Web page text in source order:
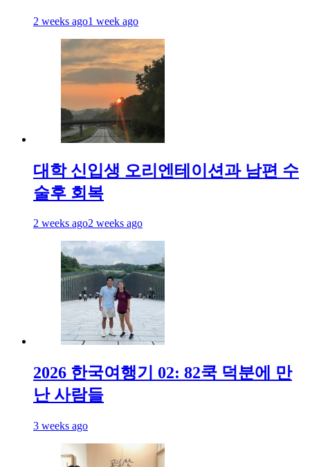
2 weeks ago1 week ago
대학 신입생 오리엔테이션과 남편 수
술후 회복
2 weeks ago2 weeks ago
2026 한국여행기 02: 82쿡 덕분에 만
난 사람들
3 weeks ago